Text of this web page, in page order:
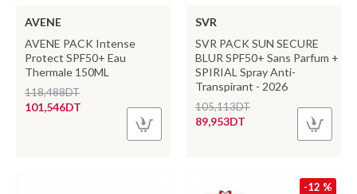
AVENE
AVENE PACK Intense
Protect SPF50+ Eau
Thermale 150ML
101,546DT
118,488DT
SVR
SVR PACK SUN SECURE
BLUR SPF50+ Sans Parfum +
SPIRIAL Spray Anti-
Transpirant - 2026
89,953DT
105,113DT
-12 %